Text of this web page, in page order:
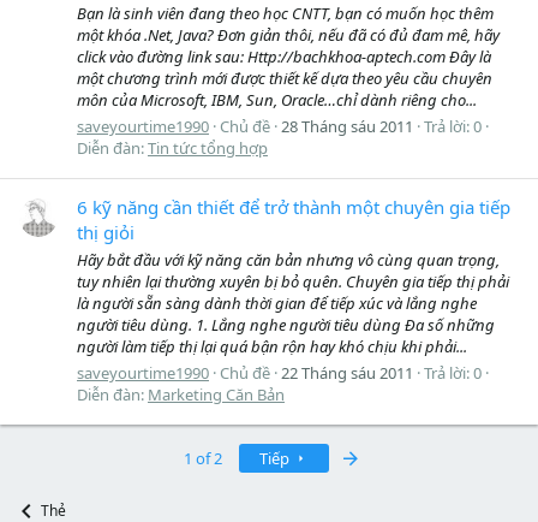
Bạn là sinh viên đang theo học CNTT, bạn có muốn học thêm
một khóa .Net, Java? Đơn giản thôi, nếu đã có đủ đam mê, hãy
click vào đường link sau: Http://bachkhoa-aptech.com Đây là
một chương trình mới được thiết kế dựa theo yêu cầu chuyên
môn của Microsoft, IBM, Sun, Oracle…chỉ dành riêng cho...
saveyourtime1990 Chủ đề 28 Tháng sáu 2011
Trả lời: 0
Diễn đàn:Tin tức tổng hợp
6 kỹ năng cần thiết để trở thành một chuyên gia tiếp
thị giỏi
Hãy bắt đầu với kỹ năng căn bản nhưng vô cùng quan trọng,
tuy nhiên lại thường xuyên bị bỏ quên. Chuyên gia tiếp thị phải
là người sẵn sàng dành thời gian để tiếp xúc và lắng nghe
người tiêu dùng. 1. Lắng nghe người tiêu dùng Đa số những
người làm tiếp thị lại quá bận rộn hay khó chịu khi phải...
saveyourtime1990 Chủ đề 22 Tháng sáu 2011
Trả lời: 0
Diễn đàn: Marketing Căn Bản
1 of 2 Tiếp
Thẻ